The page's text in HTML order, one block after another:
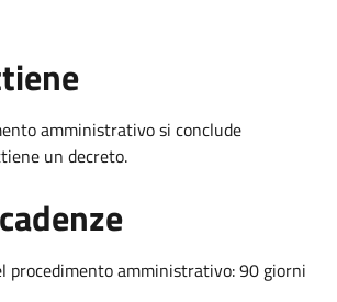
amministrativo si conclude
un decreto.
procedimento amministrativo: 90 giorni